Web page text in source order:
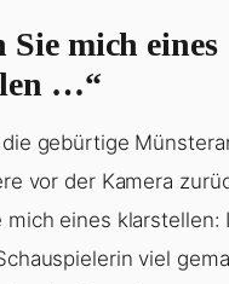
Sie mich eines
…“
gebürtige
vor der Kamera
mich eines klarstellen:
viel